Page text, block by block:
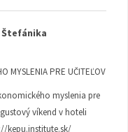
MYSLENIA PRE UČITEĽOV
myslenia pre
víkend v hoteli
kepu.institute.sk/